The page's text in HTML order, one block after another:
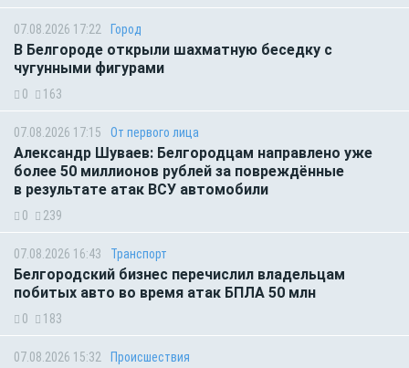
07.08.2026 17:22 Город
В Белгороде открыли шахматную беседку с
чугунными фигурами
0 163
07.08.2026 17:15 От первого лица
Александр Шуваев: Белгородцам направлено уже
более 50 миллионов рублей за повреждённые
в результате атак ВСУ автомобили
0 239
07.08.2026 16:43 Транспорт
Белгородский бизнес перечислил владельцам
побитых авто во время атак БПЛА 50 млн
0 183
07.08.2026 15:32 Происшествия